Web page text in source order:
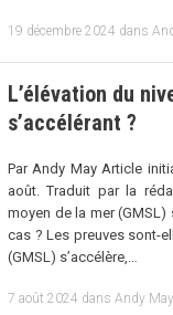
19 décembre 2024 dans
L’élévation du
s’accélérant ?
Par Andy May Article
août. Traduit par la
moyen de la mer (GMSL)
cas ? Les preuves sont-
(GMSL) s’accélère,…
7 août 2024 dans Andy May